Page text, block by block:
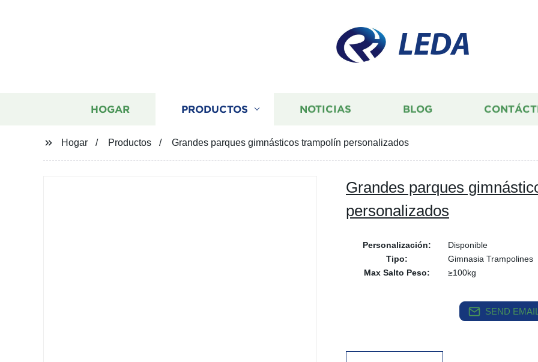
LEDA
HOGAR PRODUCTOS NOTICIAS BLOG
Hogar Productos Grandes parques gimnásticos trampolín personalizados
Grandes parques
personalizados
Personalización:
Disponible
Tipo:
Gimnasia Trampolines
Max Salto Peso:
≥100kg
SEND